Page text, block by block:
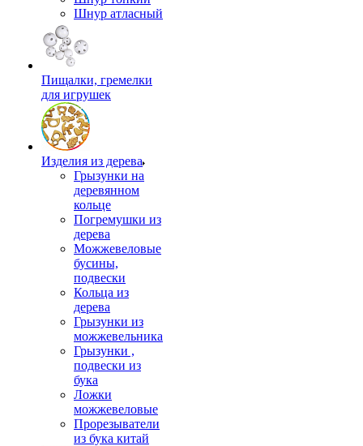
Шнур атласный
Пищалки, гремелки
для игрушек
Изделия из дерева
Грызунки на
деревянном
кольце
Погремушки из
дерева
Можжевеловые
бусины,
подвески
Кольца из
дерева
Грызунки из
можжевельника
Грызунки ,
подвески из
бука
Ложки
можжевеловые
Прорезыватели
из бука китай